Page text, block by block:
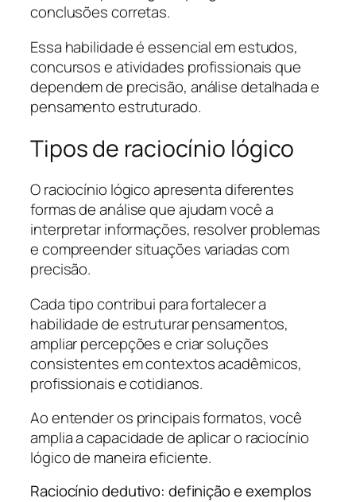
conclusões corretas.
Essa habilidade é essencial em estudos,
concursos e atividades profissionais que
dependem de precisão, análise detalhada e
pensamento estruturado.
Tipos de raciocínio lógico
O raciocínio lógico apresenta diferentes
formas de análise que ajudam você a
interpretar informações, resolver problemas
e compreender situações variadas com
precisão.
Cada tipo contribui para fortalecer a
habilidade de estruturar pensamentos,
ampliar percepções e criar soluções
consistentes em contextos acadêmicos,
profissionais e cotidianos.
Ao entender os principais formatos, você
amplia a capacidade de aplicar o raciocínio
lógico de maneira eficiente.
Raciocínio dedutivo: definição e exemplos